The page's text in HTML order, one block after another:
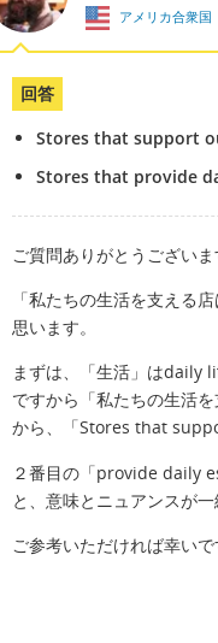
アメリカ合衆国
回答
Stores that support
Stores that provide
ご質問ありがとうございま
「私たちの生活を支える
思います。
まずは、「生活」はdaily
ですから「私たちの生活
から、「Stores that
２番目の「provide daily
と、意味とニュアンスが
ご参考いただければ幸いで